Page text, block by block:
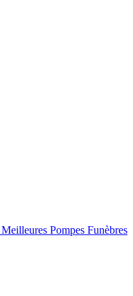
Pompes Funèbres